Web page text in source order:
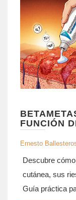
FUNCIÓN
Ernesto
Descubre
cutánea, sus
Guía práctica